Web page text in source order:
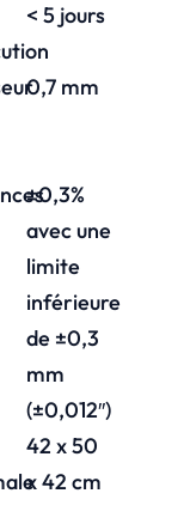
< 5 jours
0,7 mm
±0,3%
avec une
limite
inférieure
de ±0,3
mm
(±0,012″)
42 x 50
x 42 cm